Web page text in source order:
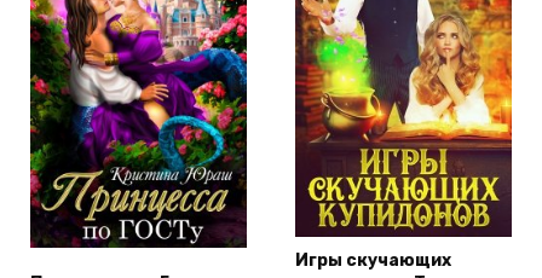
Игры скучающих